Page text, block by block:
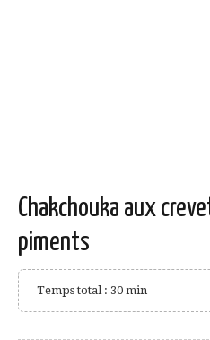
Chakchouka aux
piments
Temps total : 30 min